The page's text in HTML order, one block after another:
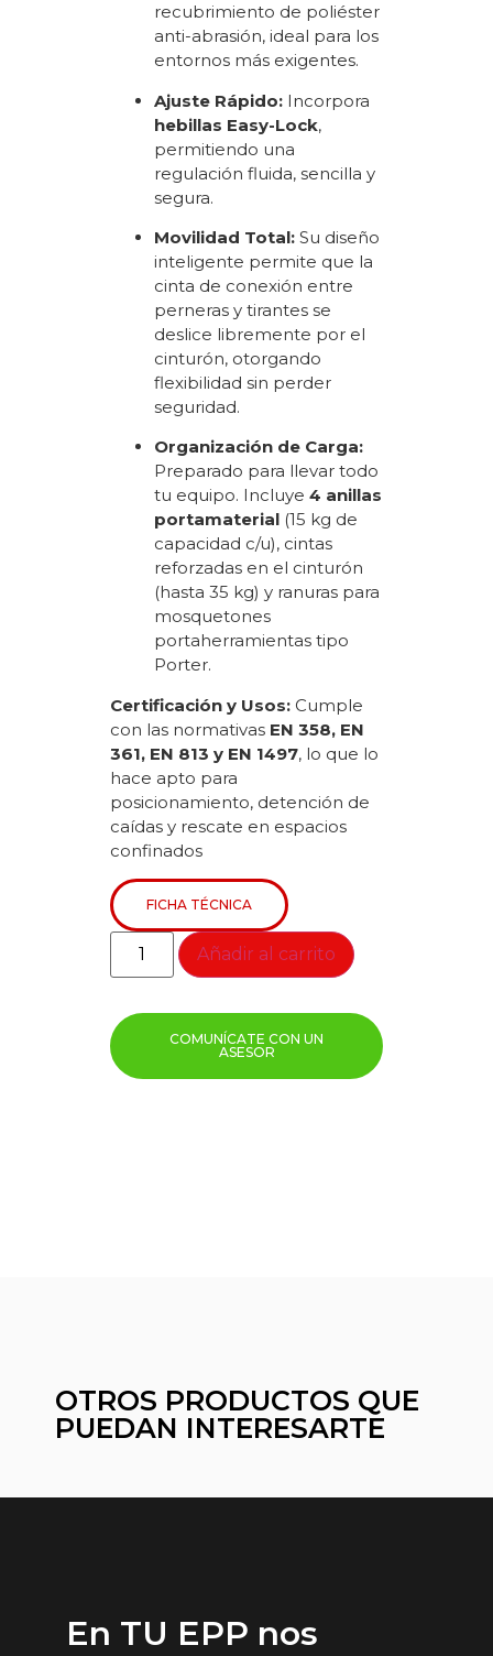
recubrimiento de poliéster
anti-abrasión, ideal para los
entornos más exigentes.
Ajuste Rápido: Incorpora
hebillas Easy-Lock,
permitiendo una
regulación fluida, sencilla y
segura.
Movilidad Total: Su diseño
inteligente permite que la
cinta de conexión entre
perneras y tirantes se
deslice libremente por el
cinturón, otorgando
flexibilidad sin perder
seguridad.
Organización de Carga:
Preparado para llevar todo
tu equipo. Incluye 4 anillas
portamaterial (15 kg de
capacidad c/u), cintas
reforzadas en el cinturón
(hasta 35 kg) y ranuras para
mosquetones
portaherramientas tipo
Porter.
Certificación y Usos: Cumple
con las normativas EN 358, EN
361, EN 813 y EN 1497, lo que lo
hace apto para
posicionamiento, detención de
caídas y rescate en espacios
confinados
FICHA TÉCNICA
Añadir al carrito
COMUNÍCATE CON UN
ASESOR
OTROS PRODUCTOS QUE
PUEDAN INTERESARTE
En TU EPP nos